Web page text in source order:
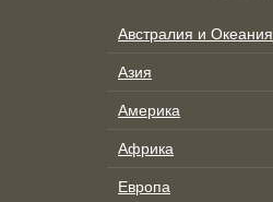
Австралия и Океания
Азия
Америка
Африка
Европа